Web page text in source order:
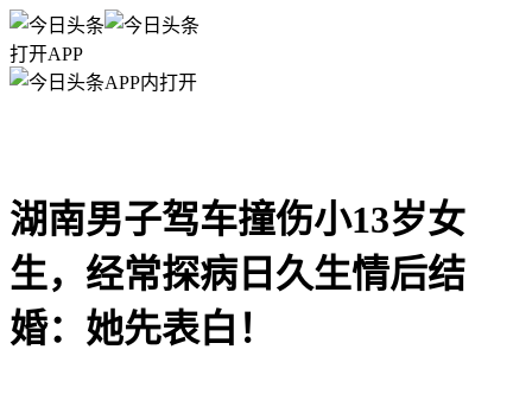
打开APP
APP内打开
湖南男子驾车撞伤小13岁女
生，经常探病日久生情后结
婚：她先表白！